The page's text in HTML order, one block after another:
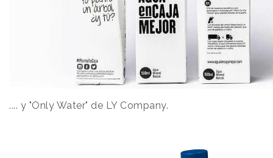
.... y "Only Water" de LY Company.